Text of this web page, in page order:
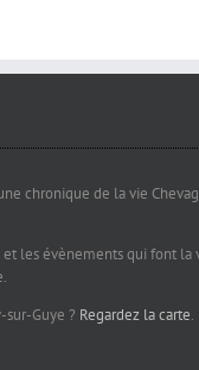
chronique de la vie
les évènements qui font la
sur-Guye ? Regardez la carte.